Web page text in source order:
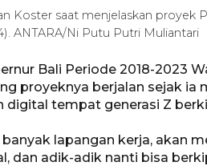
Koster saat menjelaskan proyek
ANTARA/Ni Putu Putri Muliantari
Bali Periode 2018-2023
proyeknya berjalan sejak
tempat generasi Z
lapangan kerja, akan
dan adik-adik nanti bisa